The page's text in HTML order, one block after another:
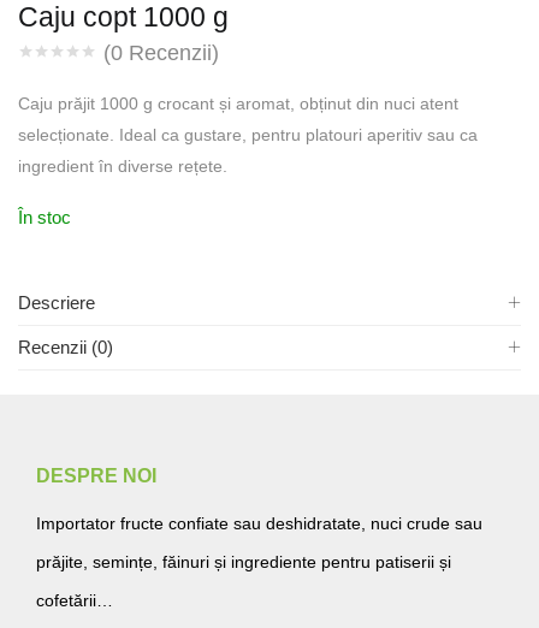
Caju copt 1000 g
(0 Recenzii)
Caju prăjit 1000 g crocant și aromat, obținut din nuci atent
selecționate. Ideal ca gustare, pentru platouri aperitiv sau ca
ingredient în diverse rețete.
În stoc
Descriere
Recenzii (0)
DESPRE NOI
Importator fructe confiate sau deshidratate, nuci crude sau
prăjite, semințe, făinuri și ingrediente pentru patiserii și
cofetării…